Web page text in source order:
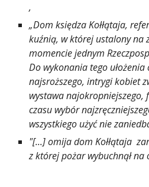
,
„Dom księdza Kołłątaja,
kuźnią, w której ustalony na
momencie jednym
Do wykonania tego ułożenia
najsroższego, intrygi kobiet
wystawa najokropniejszego,
czasu wybór
wszystkiego użyć nie
"[...] omija dom Kołłątaja
z której pożar wybuchnął na